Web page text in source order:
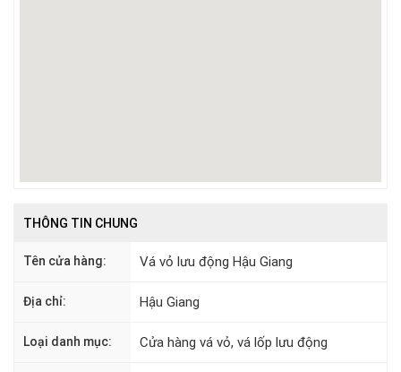
THÔNG TIN CHUNG
Tên cửa hàng: Vá vỏ lưu động Hậu Giang
Địa chỉ: Hậu Giang
Loại danh mục: Cửa hàng vá vỏ, vá lốp lưu động